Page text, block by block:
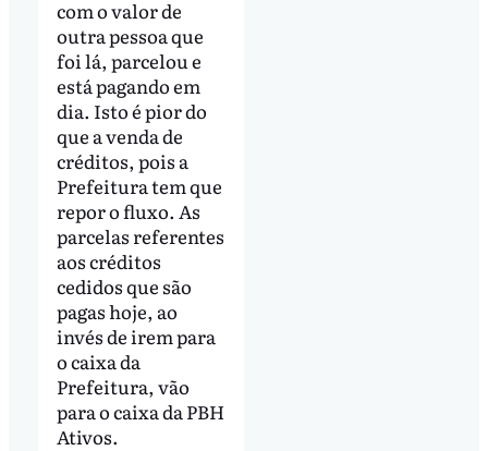
com o valor de
outra pessoa que
foi lá, parcelou e
está pagando em
dia. Isto é pior do
que a venda de
créditos, pois a
Prefeitura tem que
repor o fluxo. As
parcelas referentes
aos créditos
cedidos que são
pagas hoje, ao
invés de irem para
o caixa da
Prefeitura, vão
para o caixa da PBH
Ativos.